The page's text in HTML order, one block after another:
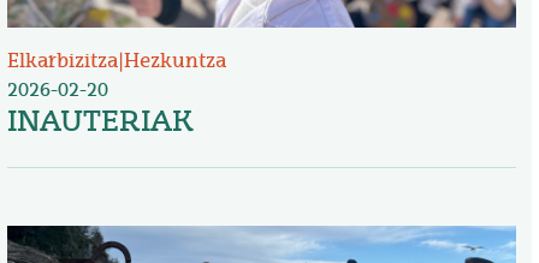
Elkarbizitza| Hezkuntza
2026-02-20
INAUTERIAK
Irudia